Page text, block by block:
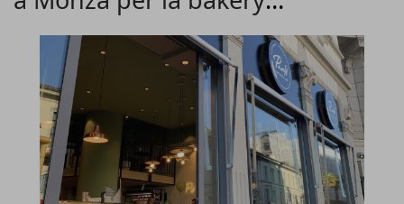
senza compromessi, portando l'eccellenza artigianale nel
più importante hub di mobilità della città.
contemporanea